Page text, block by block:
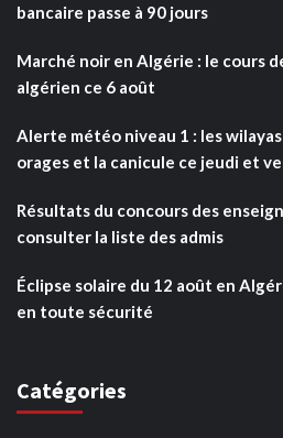
bancaire passe à 90 jours
Marché noir en Algérie : le cours
algérien ce 6 août
Alerte météo niveau 1 : les
orages et la canicule ce jeudi et
Résultats du concours des
consulter la liste des admis
Éclipse solaire du 12 août en
en toute sécurité
Catégories